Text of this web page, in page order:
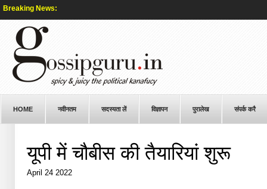
Breaking News:
HOME नवीनतम सदस्यता लें विज्ञापन पुरालेख संपर्क करै
यूपी में चौबीस की तैयारियां शुरू
April 24 2022